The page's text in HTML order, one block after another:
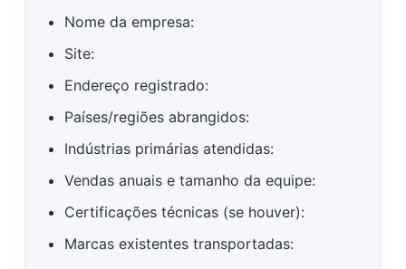
Nome da empresa:
Site:
Endereço registrado:
Países/regiões abrangidos:
Indústrias primárias atendidas:
Vendas anuais e tamanho da equipe:
Certificações técnicas (se houver):
Marcas existentes transportadas: